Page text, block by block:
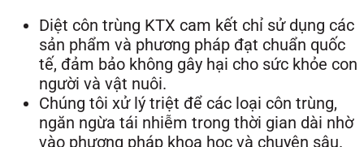
Diệt côn trùng KTX cam kết chỉ sử dụng các
sản phẩm và phương pháp đạt chuẩn quốc
tế, đảm bảo không gây hại cho sức khỏe con
người và vật nuôi.
Chúng tôi xử lý triệt để các loại côn trùng,
ngăn ngừa tái nhiễm trong thời gian dài nhờ
vào phương pháp khoa học và chuyên sâu.